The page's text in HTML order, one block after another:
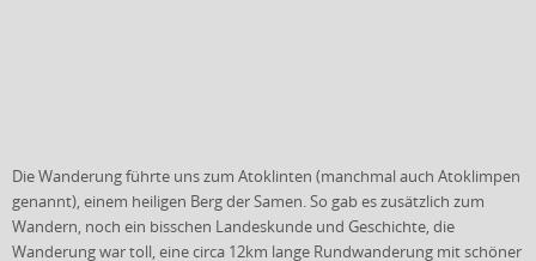
Die Wanderung führte uns zum Atoklinten (manchmal auch Atoklimpen
genannt), einem heiligen Berg der Samen. So gab es zusätzlich zum
Wandern, noch ein bisschen Landeskunde und Geschichte, die
Wanderung war toll, eine circa 12km lange Rundwanderung mit schöner